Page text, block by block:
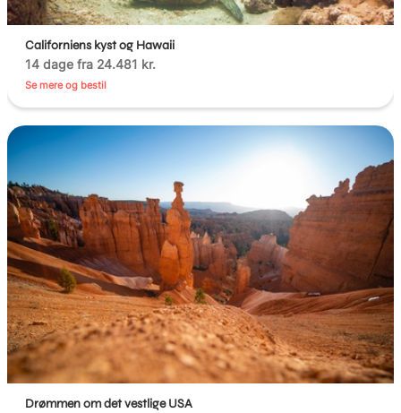
Californiens kyst og Hawaii
14 dage fra 24.481 kr.
Se mere og bestil
Drømmen om det vestlige USA